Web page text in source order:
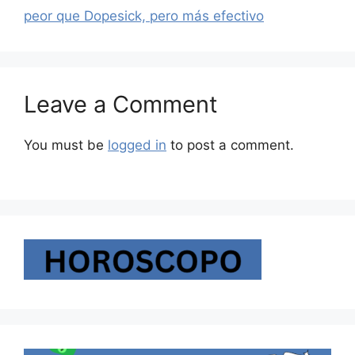
peor que Dopesick, pero más efectivo
Leave a Comment
You must be logged in to post a comment.